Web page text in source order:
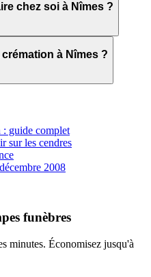
chez soi à Nîmes ?
à Nîmes ?
guide complet
sur les cendres
2008
funèbres
minutes. Économisez jusqu'à